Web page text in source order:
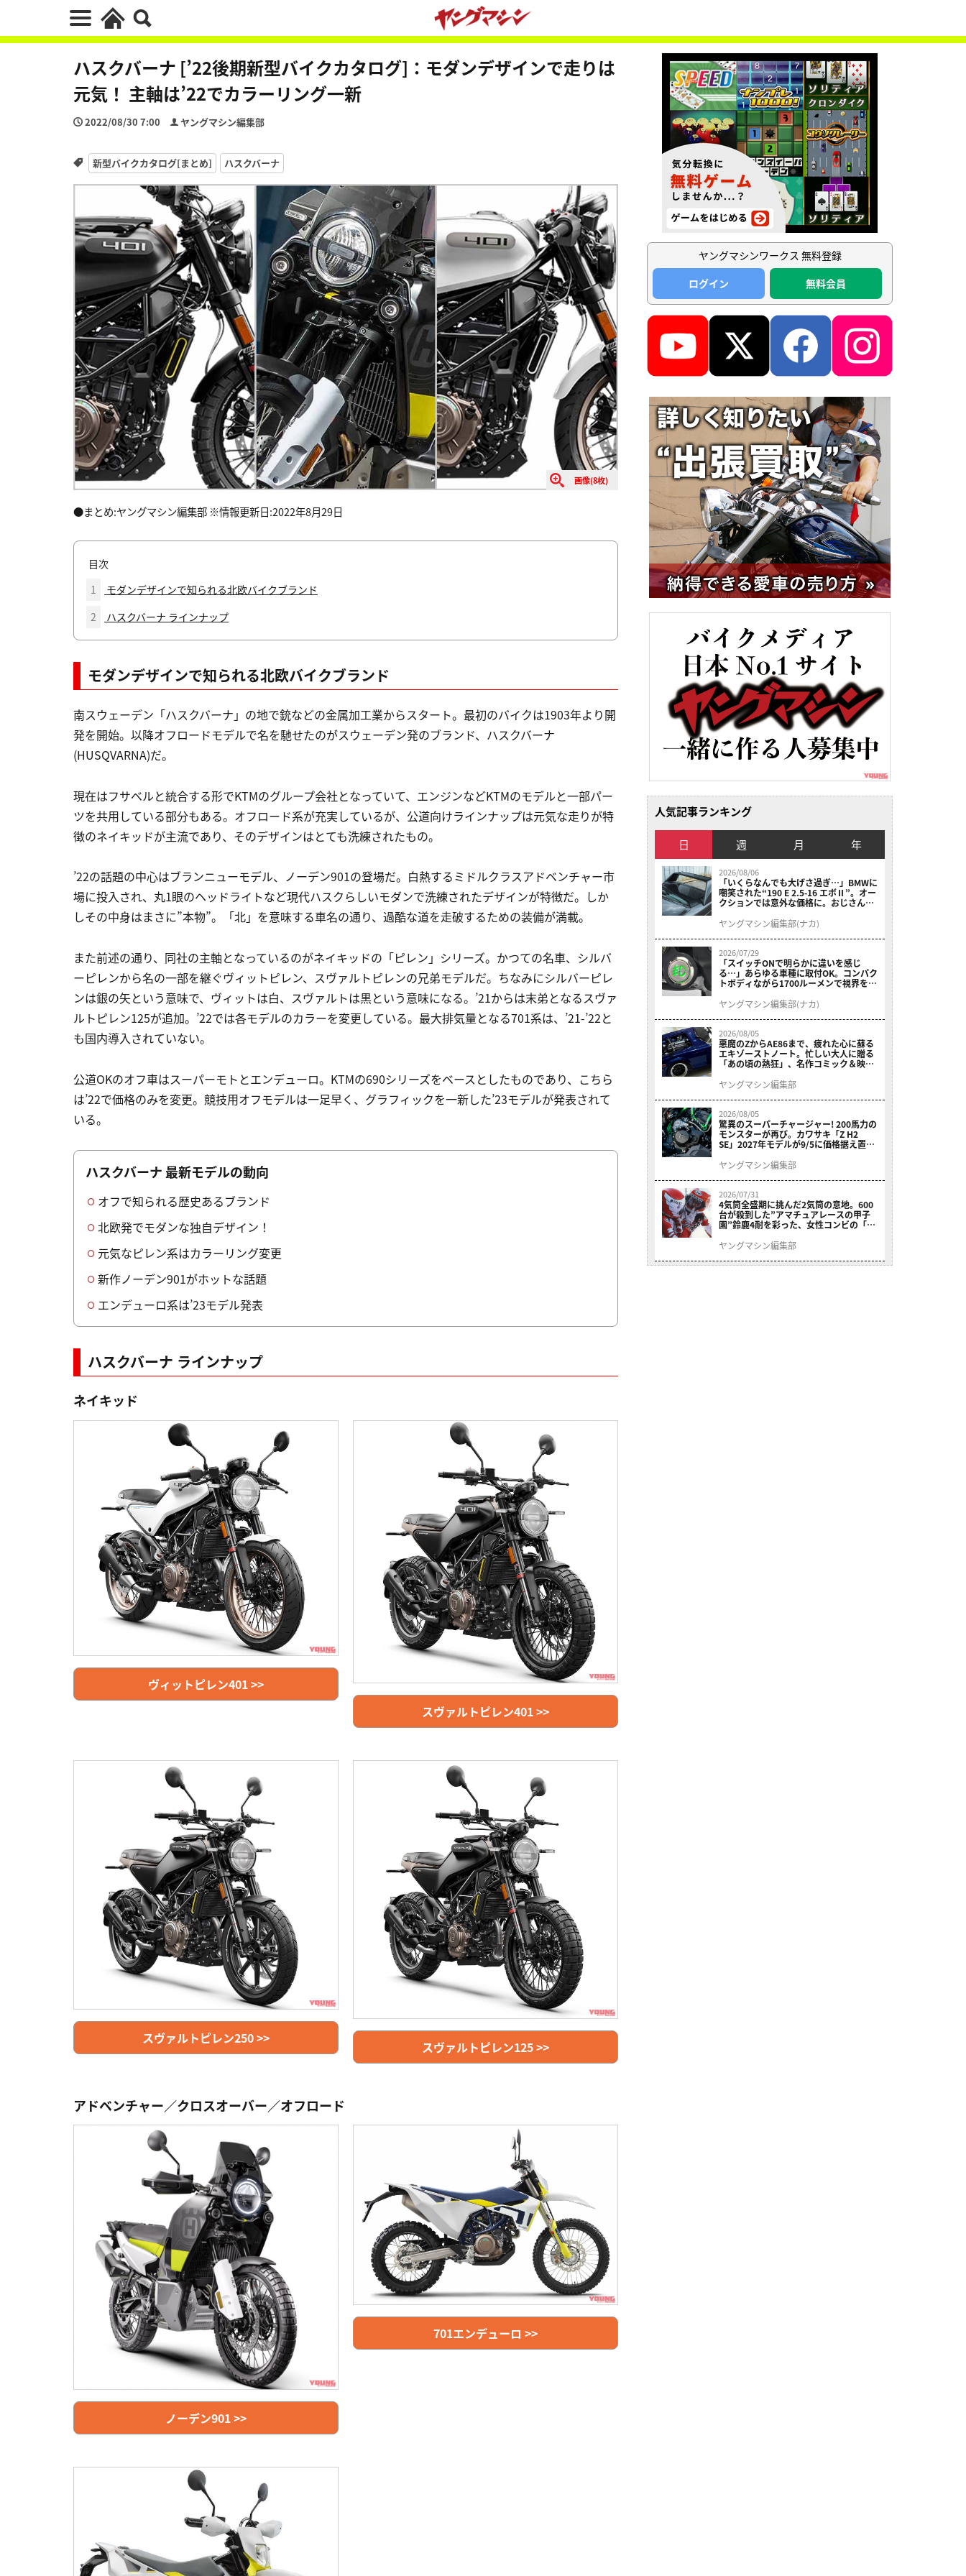
ハスクバーナ [’22後期新型バイクカタログ]：モダンデザインで走りは
元気！ 主軸は’22でカラーリング一新
2022/08/30 7:00 ヤングマシン編集部
新型バイクカタログ[まとめ] ハスクバーナ
画像(8枚)
●まとめ:ヤングマシン編集部 ※情報更新日:2022年8月29日
目次
1
モダンデザインで知られる北欧バイクブランド
2
ハスクバーナ ラインナップ
モダンデザインで知られる北欧バイクブランド
南スウェーデン「ハスクバーナ」の地で銃などの金属加工業からスタート。最初のバイクは1903年より開
発を開始。以降オフロードモデルで名を馳せたのがスウェーデン発のブランド、ハスクバーナ
(HUSQVARNA)だ。
現在はフサベルと統合する形でKTMのグループ会社となっていて、エンジンなどKTMのモデルと一部パー
ツを共用している部分もある。オフロード系が充実しているが、公道向けラインナップは元気な走りが特
徴のネイキッドが主流であり、そのデザインはとても洗練されたもの。
’22の話題の中心はブランニューモデル、ノーデン901の登場だ。白熱するミドルクラスアドベンチャー市
場に投入され、丸1眼のヘッドライトなど現代ハスクらしいモダンで洗練されたデザインが特徴だ。しか
しその中身はまさに”本物”。「北」を意味する車名の通り、過酷な道を走破するための装備が満載。
また前述の通り、同社の主軸となっているのがネイキッドの「ピレン」シリーズ。かつての名車、シルバ
ーピレンから名の一部を継ぐヴィットピレン、スヴァルトピレンの兄弟モデルだ。ちなみにシルバーピレ
ンは銀の矢という意味で、ヴィットは白、スヴァルトは黒という意味になる。’21からは末弟となるスヴァ
ルトピレン125が追加。’22では各モデルのカラーを変更している。最大排気量となる701系は、’21-’22と
も国内導入されていない。
公道OKのオフ車はスーパーモトとエンデューロ。KTMの690シリーズをベースとしたものであり、こちら
は’22で価格のみを変更。競技用オフモデルは一足早く、グラフィックを一新した’23モデルが発表されて
いる。
ハスクバーナ 最新モデルの動向
オフで知られる歴史あるブランド
北欧発でモダンな独自デザイン！
元気なピレン系はカラーリング変更
新作ノーデン901がホットな話題
エンデューロ系は’23モデル発表
ハスクバーナ ラインナップ
ネイキッド
ヴィットピレン401 >>
スヴァルトピレン401 >>
スヴァルトピレン250 >>
スヴァルトピレン125 >>
アドベンチャー／クロスオーバー／オフロード
ノーデン901 >>
701エンデューロ >>
ヤングマシンワークス 無料登録
ログイン
無料会員
人気記事ランキング
日 週 月 年
2026/08/06
「いくらなんでも大げさ過ぎ…」BMWに
嘲笑された“190 E 2.5-16 エボⅡ”。オー
クションでは意外な価格に。おじさん達
ヤングマシン編集部(ナカ)
2026/07/29
「スイッチONで明らかに違いを感じ
る…」あらゆる車種に取付OK。コンパク
トボディながら1700ルーメンで視界を確
ニット プレシャスレイ スモール］
ヤングマシン編集部(ナカ)
2026/08/05
悪魔のZからAE86まで、疲れた心に蘇る
エキゾーストノート。忙しい大人に贈る
「あの頃の熱狂」、名作コミック＆映画
結！
ヤングマシン編集部
2026/08/05
驚異のスーパーチャージャー! 200馬力の
モンスターが再び。カワサキ「Z H2
SE」2027年モデルが9/5に価格据え置き
ヤングマシン編集部
2026/07/31
4気筒全盛期に挑んだ2気筒の意地。600
台が殺到した”アマチュアレースの甲子
園”鈴鹿4耐を彩った、女性コンビの「ス
ヤングマシン編集部